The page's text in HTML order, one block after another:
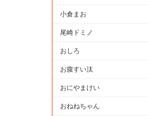
小倉まお
尾崎ドミノ
おしろ
お腹すい汰
おにやまけい
おねねちゃん